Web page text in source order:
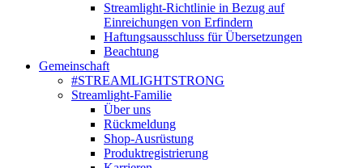
Streamlight-Richtlinie in Bezug auf
Einreichungen von Erfindern
Haftungsausschluss für Übersetzungen
Beachtung
Gemeinschaft
#STREAMLIGHTSTRONG
Streamlight-Familie
Über uns
Rückmeldung
Shop-Ausrüstung
Produktregistrierung